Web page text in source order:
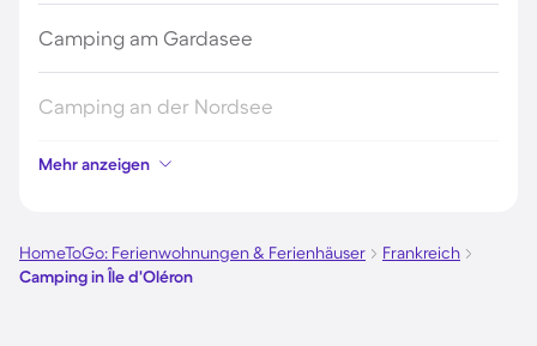
Camping am Gardasee
Camping an der Nordsee
Camping in Kroatien
Camping auf Fehmarn
Mehr anzeigen
HomeToGo: Ferienwohnungen & Ferienhäuser
Frankreich
Camping in Île d'Oléron